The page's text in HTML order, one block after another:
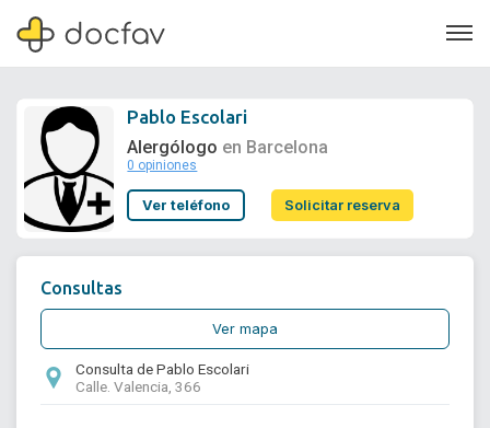
Soporte
Pablo Escolari
Alergólogo en Barcelona
0 opiniones
Ver teléfono Solicitar reserva
Consultas
Ver mapa
Consulta de Pablo Escolari
Calle. Valencia, 366